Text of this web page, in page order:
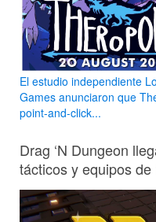
El estudio independiente
Games anunciaron que
point-and-click...
Drag ‘N Dungeon
tácticos y equipos